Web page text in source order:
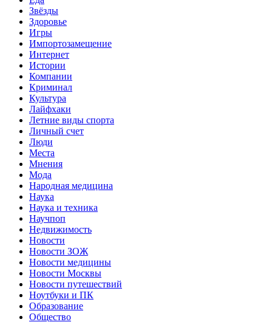
Звёзды
Здоровье
Игры
Импортозамещение
Интернет
Истории
Компании
Криминал
Культура
Лайфхаки
Летние виды спорта
Личный счет
Люди
Места
Мнения
Мода
Народная медицина
Наука
Наука и техника
Научпоп
Недвижимость
Новости
Новости ЗОЖ
Новости медицины
Новости Москвы
Новости путешествий
Ноутбуки и ПК
Образование
Общество